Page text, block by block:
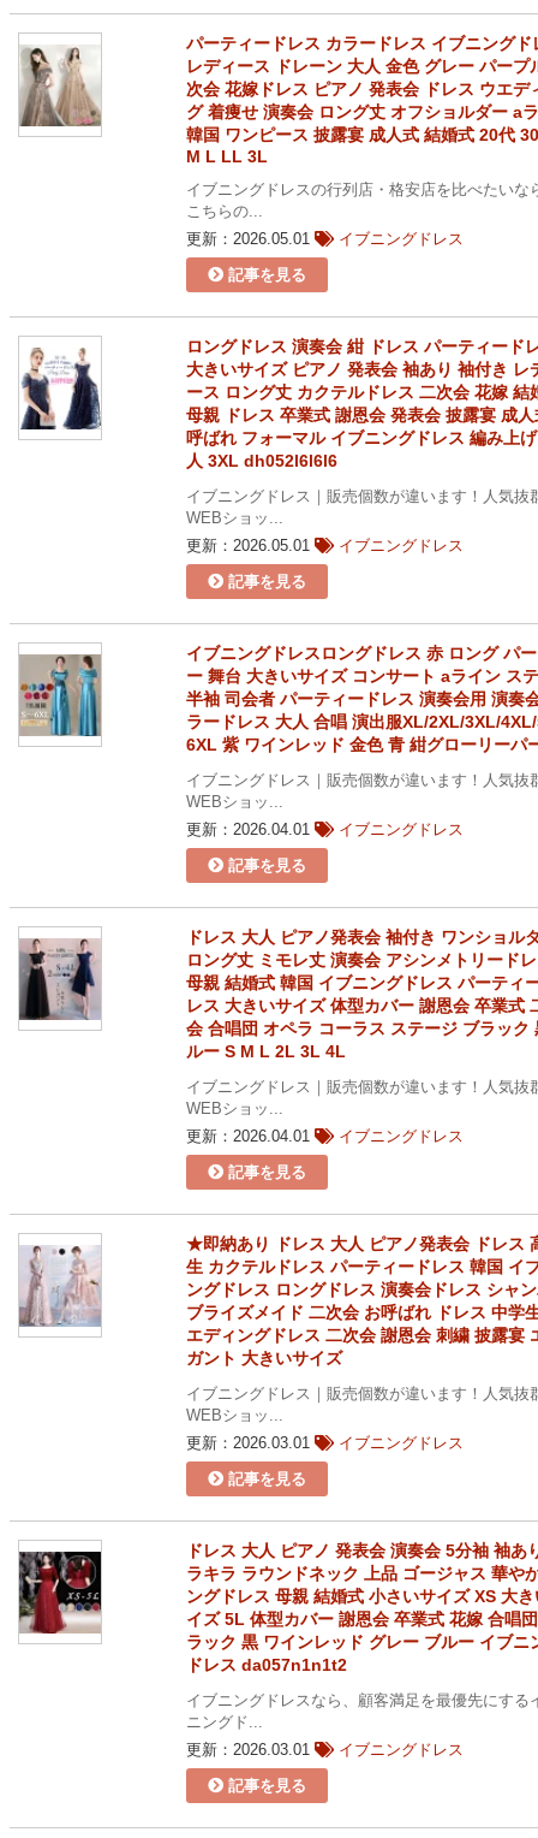
パーティードレス カラードレス イブニングド
レディース ドレーン 大人 金色 グレー パープ
次会 花嫁ドレス ピアノ 発表会 ドレス ウエデ
グ 着痩せ 演奏会 ロング丈 オフショルダー a
韓国 ワンピース 披露宴 成人式 結婚式 20代
M L LL 3L
イブニングドレスの行列店・格安店を比べたいな
こちらの...
更新：2026.05.01
イブニングドレス
記事を見る
ロングドレス 演奏会 紺 ドレス パーティード
大きいサイズ ピアノ 発表会 袖あり 袖付き レ
ース ロング丈 カクテルドレス 二次会 花嫁 結
母親 ドレス 卒業式 謝恩会 発表会 披露宴 成
呼ばれ フォーマル イブニングドレス 編み上
人 3XL dh052l6l6l6
イブニングドレス｜販売個数が違います！人気抜
WEBショッ...
更新：2026.05.01
イブニングドレス
記事を見る
イブニングドレスロングドレス 赤 ロング パ
ー 舞台 大きいサイズ コンサート aライン ス
半袖 司会者 パーティードレス 演奏会用 演奏
ラードレス 大人 合唱 演出服XL/2XL/3XL/
6XL 紫 ワインレッド 金色 青 紺グローリーパ
イブニングドレス｜販売個数が違います！人気抜
WEBショッ...
更新：2026.04.01
イブニングドレス
記事を見る
ドレス 大人 ピアノ発表会 袖付き ワンショル
ロング丈 ミモレ丈 演奏会 アシンメトリード
母親 結婚式 韓国 イブニングドレス パーティ
レス 大きいサイズ 体型カバー 謝恩会 卒業式
会 合唱団 オペラ コーラス ステージ ブラック
ルー S M L 2L 3L 4L
イブニングドレス｜販売個数が違います！人気抜
WEBショッ...
更新：2026.04.01
イブニングドレス
記事を見る
★即納あり ドレス 大人 ピアノ発表会 ドレス
生 カクテルドレス パーティードレス 韓国 イ
ングドレス ロングドレス 演奏会ドレス シャ
ブライズメイド 二次会 お呼ばれ ドレス 中学
エディングドレス 二次会 謝恩会 刺繍 披露宴
ガント 大きいサイズ
イブニングドレス｜販売個数が違います！人気抜
WEBショッ...
更新：2026.03.01
イブニングドレス
記事を見る
ドレス 大人 ピアノ 発表会 演奏会 5分袖 袖あ
ラキラ ラウンドネック 上品 ゴージャス 華や
ングドレス 母親 結婚式 小さいサイズ XS 大き
イズ 5L 体型カバー 謝恩会 卒業式 花嫁 合唱
ラック 黒 ワインレッド グレー ブルー イブニ
ドレス da057n1n1t2
イブニングドレスなら、顧客満足を最優先にする
ニングド...
更新：2026.03.01
イブニングドレス
記事を見る